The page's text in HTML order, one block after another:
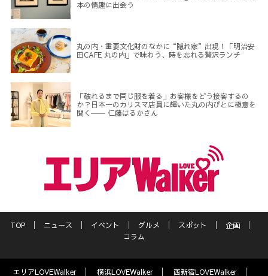
本の情趣に出会う
丸の内・重要文化財のなかに“隠れ家”出現！「明治安
田CAFE 丸の内」で味わう、時を忘れる贅沢ランチ
「破れるまで同じ服を着る」お客様をどう接客するの
か？日本一のカリスマ店員に輝いた丸の内びとに極意を
聞く―― 仁藤はるかさん
TOP ニュース イベント グルメ スポット
企画
コラム
エリアLOVEWalker 横浜LOVEWalker 西新宿LOVEWalker